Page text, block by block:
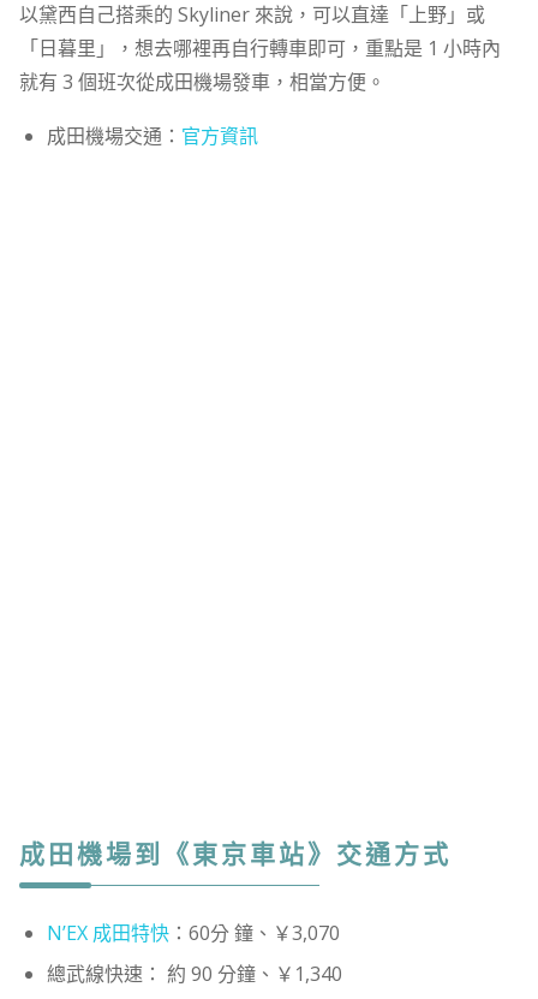
以黛西自己搭乘的 Skyliner 來說，可以直達「上野」或
「日暮里」，想去哪裡再自行轉車即可，重點是 1 小時內
就有 3 個班次從成田機場發車，相當方便。
成田機場交通： 官方資訊
成田機場到《東京車站》交通方式
N’EX 成田特快：60分 鐘、￥3,070
總武線快速： 約 90 分鐘、￥1,340